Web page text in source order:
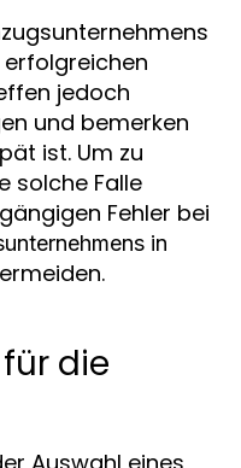
jedoch
und bemerken
ist. Um zu
solche Falle
Fehler bei
in
die